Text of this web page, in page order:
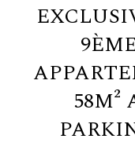
58M²